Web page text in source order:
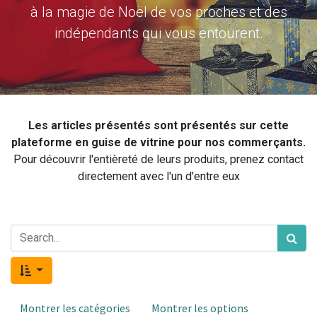
à la magie de Noël de vos proches et des
indépendants qui vous entourent.
Les articles présentés sont présentés sur cette
plateforme en guise de vitrine pour nos commerçants.
Pour découvrir l'entièreté de leurs produits, prenez contact
directement avec l'un d'entre eux
Montrer les catégories Montrer les options